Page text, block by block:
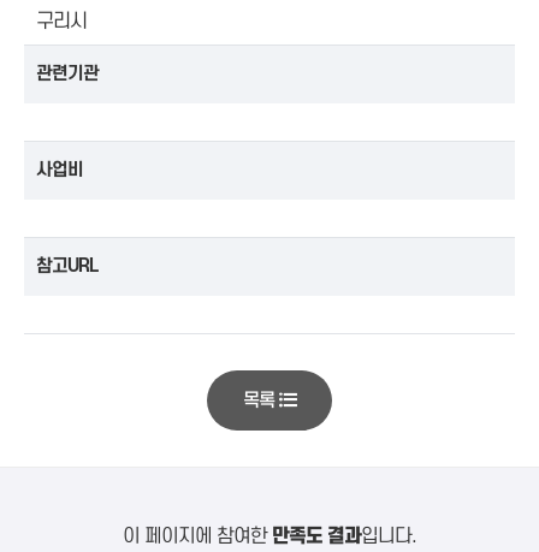
구리시
관련기관
사업비
참고URL
목록
이 페이지에 참여한 만족도 결과입니다.